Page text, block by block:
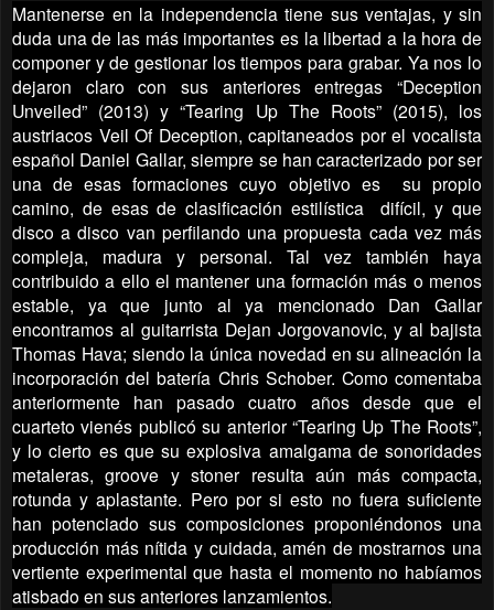
Mantenerse en la independencia tiene sus ventajas, y sin
duda una de las más importantes es la libertad a la hora de
componer y de gestionar los tiempos para grabar. Ya nos lo
dejaron claro con sus anteriores entregas “Deception
Unveiled” (2013) y “Tearing Up The Roots” (2015), los
austriacos Veil Of Deception, capitaneados por el vocalista
español Daniel Gallar, siempre se han caracterizado por ser
una de esas formaciones cuyo objetivo es su propio
camino, de esas de clasificación estilística difícil, y que
disco a disco van perfilando una propuesta cada vez más
compleja, madura y personal. Tal vez también haya
contribuido a ello el mantener una formación más o menos
estable, ya que junto al ya mencionado Dan Gallar
encontramos al guitarrista Dejan Jorgovanovic, y al bajista
Thomas Hava; siendo la única novedad en su alineación la
incorporación del batería Chris Schober. Como comentaba
anteriormente han pasado cuatro años desde que el
cuarteto vienés publicó su anterior “Tearing Up The Roots”,
y lo cierto es que su explosiva amalgama de sonoridades
metaleras, groove y stoner resulta aún más compacta,
rotunda y aplastante. Pero por si esto no fuera suficiente
han potenciado sus composiciones proponiéndonos una
producción más nítida y cuidada, amén de mostrarnos una
vertiente experimental que hasta el momento no habíamos
atisbado en sus anteriores lanzamientos.